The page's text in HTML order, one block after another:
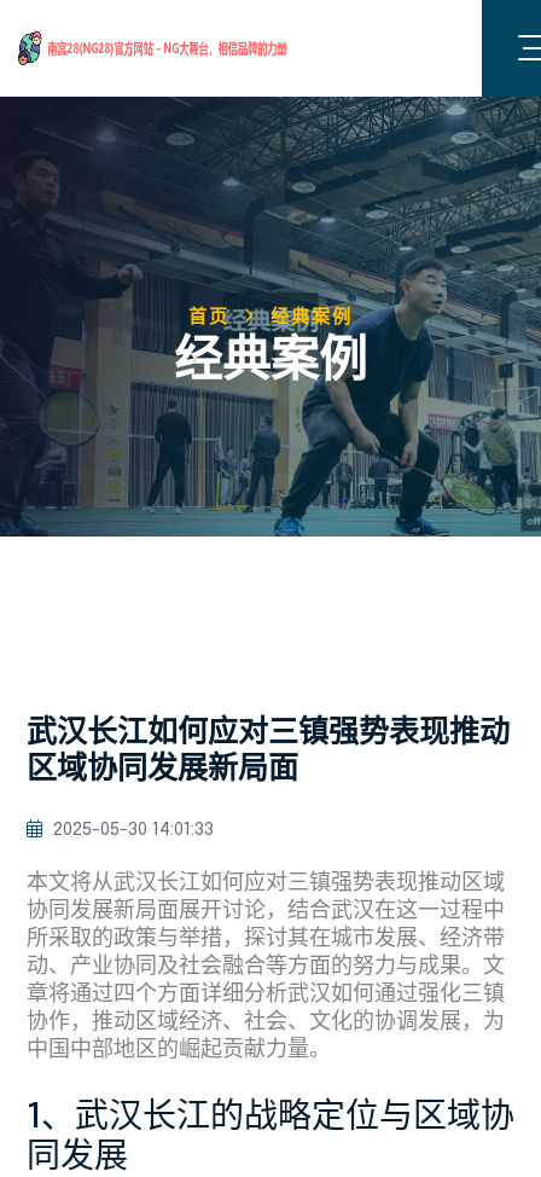
首页 经典案例
经典案例
武汉长江如何应对三镇强势表现推动
区域协同发展新局面
2025-05-30 14:01:33
本文将从武汉长江如何应对三镇强势表现推动区域
协同发展新局面展开讨论，结合武汉在这一过程中
所采取的政策与举措，探讨其在城市发展、经济带
动、产业协同及社会融合等方面的努力与成果。文
章将通过四个方面详细分析武汉如何通过强化三镇
协作，推动区域经济、社会、文化的协调发展，为
中国中部地区的崛起贡献力量。
1、武汉长江的战略定位与区域协
同发展